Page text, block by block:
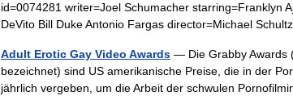
id=0074281 writer=Joel Schumacher starring=Franklyn
DeVito Bill Duke Antonio Fargas director=Michael
Adult Erotic Gay Video Awards — Die Grabby Awards
bezeichnet) sind US amerikanische Preise, die in der
jährlich vergeben, um die Arbeit der schwulen